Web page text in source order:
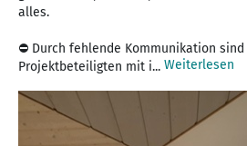
alles.
⛔️ Durch fehlende Kommunikation
Projektbeteiligten mit i... Weiterlesen